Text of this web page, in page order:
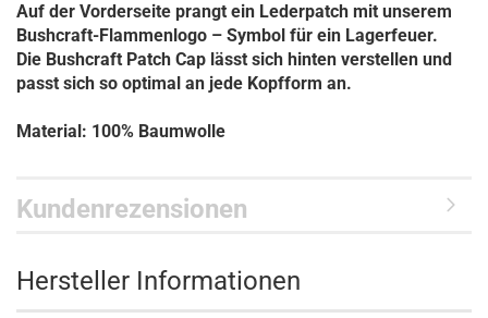
Auf der Vorderseite prangt ein Lederpatch mit unserem
Bushcraft-Flammenlogo – Symbol für ein Lagerfeuer.
Die Bushcraft Patch Cap lässt sich hinten verstellen und
passt sich so optimal an jede Kopfform an.
Material: 100% Baumwolle
Kundenrezensionen
Hersteller Informationen